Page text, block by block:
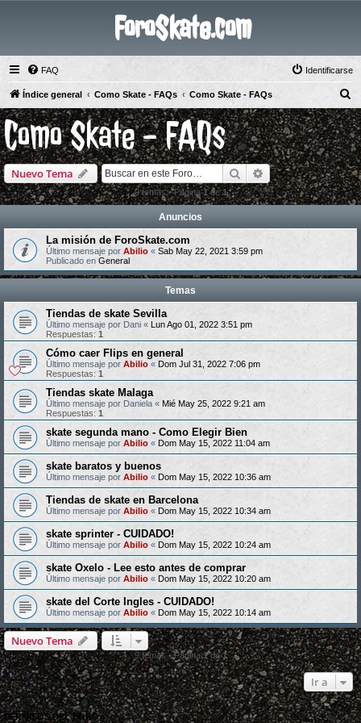
ForoSkate.com
FAQ Identificarse
Índice general Como Skate - FAQs Como Skate - FAQs
u
s
c
a
r
Como Skate - FAQs
Nuevo Tema BuscarBúsqueda
9 temas • Página1de1
Anuncios
La misión de ForoSkate.com
Último mensaje por Abilio « Sab May 22, 2021 3:59 pm
Publicado en General
Temas
Tiendas de skate Sevilla
Último mensaje por Dani « Lun Ago 01, 2022 3:51 pm
Respuestas: 1
Cómo caer Flips en general
Último mensaje por Abilio « Dom Jul 31, 2022 7:06 pm
Respuestas: 1
Tiendas skate Malaga
Último mensaje por Daniela « Mié May 25, 2022 9:21 am
Respuestas: 1
skate segunda mano - Como Elegir Bien
Último mensaje por Abilio « Dom May 15, 2022 11:04 am
skate baratos y buenos
Último mensaje por Abilio « Dom May 15, 2022 10:36 am
Tiendas de skate en Barcelona
Último mensaje por Abilio « Dom May 15, 2022 10:34 am
skate sprinter - CUIDADO!
Último mensaje por Abilio « Dom May 15, 2022 10:24 am
skate Oxelo - Lee esto antes de comprar
Último mensaje por Abilio « Dom May 15, 2022 10:20 am
skate del Corte Ingles - CUIDADO!
Último mensaje por Abilio « Dom May 15, 2022 10:14 am
Nuevo Tema
9 temas • Página1de1
Ir a
PERMISOS DEL FORO